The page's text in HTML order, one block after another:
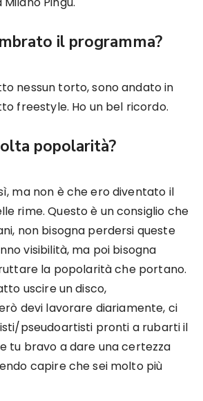
il programma?
nessun torto, sono andato in
freestyle. Ho un bel ricordo.
popolarità?
ma non è che ero diventato il
rime. Questo è un consiglio che
non bisogna perdersi queste
visibilità, ma poi bisogna
la popolarità che portano.
uscire un disco,
devi lavorare diariamente, ci
pseudoartisti pronti a rubarti il
tu bravo a dare una certezza
capire che sei molto più